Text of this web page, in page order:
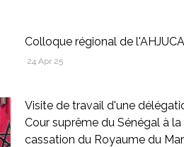
Colloque régional de
24 Apr 25
Visite de travail d'une
Cour suprême du Sénégal à la
cassation du Royaume du